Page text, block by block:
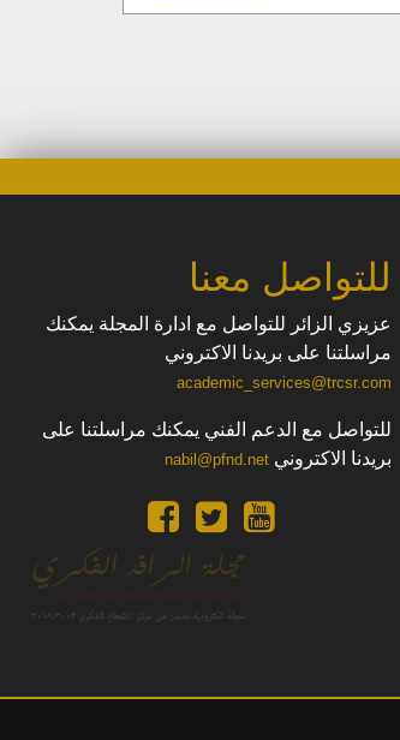
للتواصل معنا
عزيزي الزائر للتواصل مع ادارة المجلة يمكنك
مراسلتنا على بريدنا الاكتروني
academic_services@trcsr.com
للتواصل مع الدعم الفني يمكنك مراسلتنا على
بريدنا الاكتروني nabil@pfnd.net